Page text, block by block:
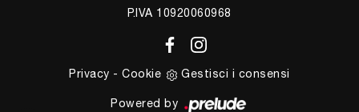
P.IVA 10920060968
Privacy -Cookie Gestisci i consensi
Powered by